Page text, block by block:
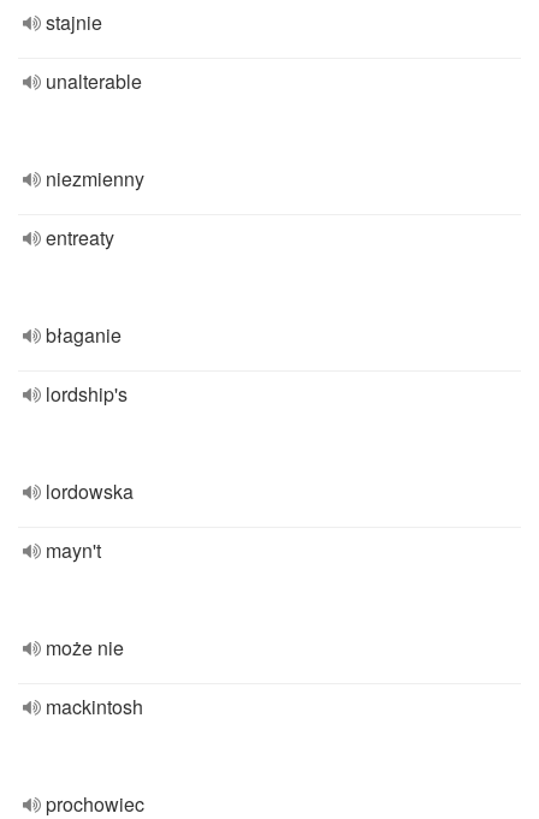
stajnie
unalterable
niezmienny
entreaty
błaganie
lordship's
lordowska
mayn't
może nie
mackintosh
prochowiec